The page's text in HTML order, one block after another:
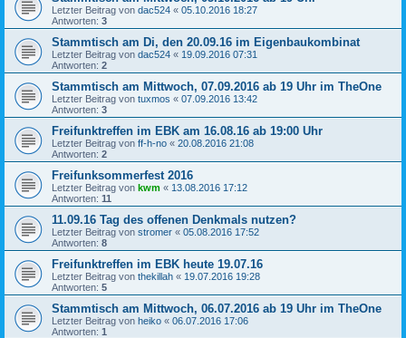
Letzter Beitrag von dac524 « 05.10.2016 18:27
Antworten: 3
Stammtisch am Di, den 20.09.16 im Eigenbaukombinat
Letzter Beitrag von dac524 « 19.09.2016 07:31
Antworten: 2
Stammtisch am Mittwoch, 07.09.2016 ab 19 Uhr im TheOne
Letzter Beitrag von tuxmos « 07.09.2016 13:42
Antworten: 3
Freifunktreffen im EBK am 16.08.16 ab 19:00 Uhr
Letzter Beitrag von ff-h-no « 20.08.2016 21:08
Antworten: 2
Freifunksommerfest 2016
Letzter Beitrag von kwm « 13.08.2016 17:12
Antworten: 11
11.09.16 Tag des offenen Denkmals nutzen?
Letzter Beitrag von stromer « 05.08.2016 17:52
Antworten: 8
Freifunktreffen im EBK heute 19.07.16
Letzter Beitrag von thekillah « 19.07.2016 19:28
Antworten: 5
Stammtisch am Mittwoch, 06.07.2016 ab 19 Uhr im TheOne
Letzter Beitrag von heiko « 06.07.2016 17:06
Antworten: 1